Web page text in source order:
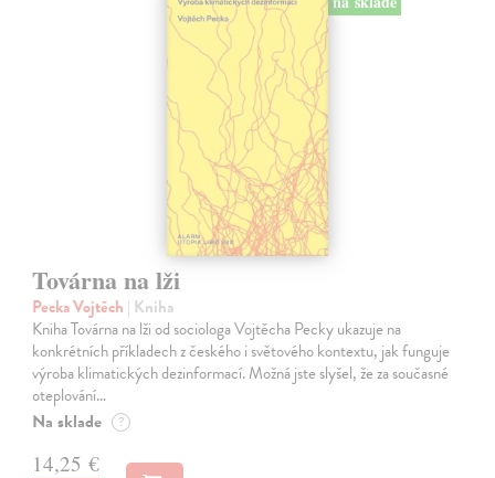
Továrna na lži
Pecka Vojtěch | Kniha
Kniha Továrna na lži od sociologa Vojtěcha Pecky ukazuje na
konkrétních příkladech z českého i světového kontextu, jak funguje
výroba klimatických dezinformací. Možná jste slyšel, že za současné
oteplování…
Na sklade ?
14,25 €